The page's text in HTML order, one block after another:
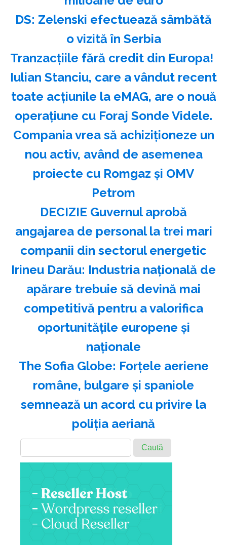
DS: Zelenski efectuează sâmbătă
o vizită în Serbia
Tranzacțiile fără credit din Europa!
Iulian Stanciu, care a vândut recent
toate acțiunile la eMAG, are o nouă
operațiune cu Foraj Sonde Videle.
Compania vrea să achiziționeze un
nou activ, având de asemenea
proiecte cu Romgaz și OMV
Petrom
DECIZIE Guvernul aprobă
angajarea de personal la trei mari
companii din sectorul energetic
Irineu Darău: Industria naţională de
apărare trebuie să devină mai
competitivă pentru a valorifica
oportunităţile europene şi
naţionale
The Sofia Globe: Forţele aeriene
române, bulgare şi spaniole
semnează un acord cu privire la
poliţia aeriană